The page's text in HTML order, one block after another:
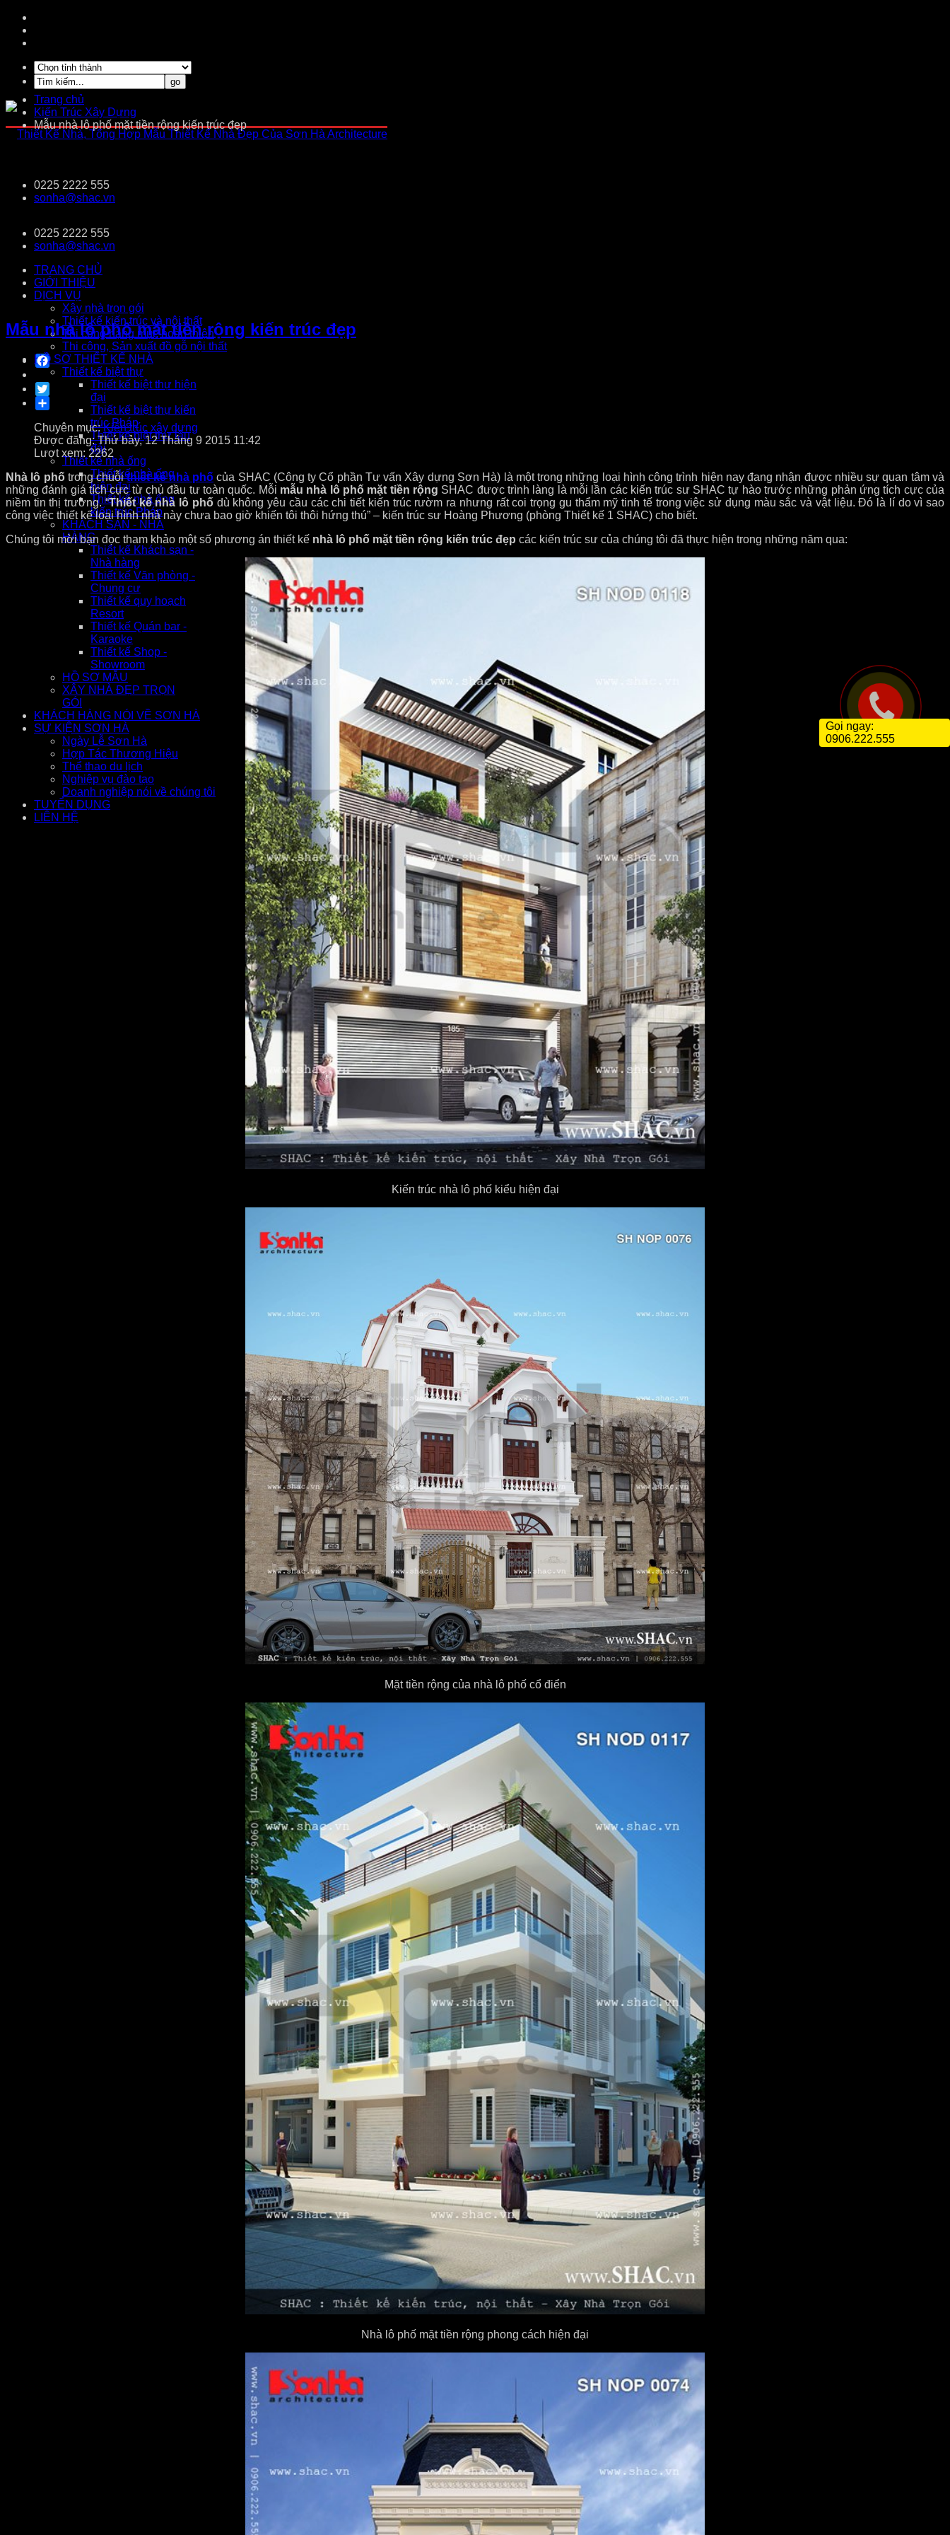
0225 2222 555
sonha@shac.vn
0225 2222 555
sonha@shac.vn
TRANG CHỦ
GIỚI THIỆU
DỊCH VỤ
Xây nhà trọn gói
Thiết kế kiến trúc và nội thất
Thi công hạng mục hoàn thiện
Thi công, Sản xuất đồ gỗ nội thất
HỒ SƠ THIẾT KẾ NHÀ
Thiết kế biệt thự
Thiết kế biệt thự hiện
đại
Thiết kế biệt thự kiến
trúc Pháp
Thiết kế biệt thự lâu
đài
Thiết kế nhà ống
Thiết kế nhà ống
hiện đại
Thiết kế nhà ống
kiến trúc Pháp
KHÁCH SẠN - NHÀ
HÀNG
Thiết kế Khách sạn -
Nhà hàng
Thiết kế Văn phòng -
Chung cư
Thiết kế quy hoạch
Resort
Thiết kế Quán bar -
Karaoke
Thiết kế Shop -
Showroom
HỒ SƠ MẪU
XÂY NHÀ ĐẸP TRỌN
GÓI
KHÁCH HÀNG NÓI VỀ SƠN HÀ
SỰ KIỆN SƠN HÀ
Ngày Lễ Sơn Hà
Hợp Tác Thương Hiệu
Thể thao du lịch
Nghiệp vụ đào tạo
Doanh nghiệp nói về chúng tôi
TUYỂN DỤNG
LIÊN HỆ
Trang chủ
Kiến Trúc Xây Dựng
Mẫu nhà lô phố mặt tiền rộng kiến trúc đẹp
Mẫu nhà lô phố mặt tiền rộng kiến trúc đẹp
Facebook
Twitter
Chuyên mục:Kiến trúc xây dựng
Được đăng: Thứ bảy, 12 Tháng 9 2015 11:42
Lượt xem: 2262
Nhà lô phốtrong chuỗithiết kế nhà phố của SHAC (Công ty Cổ phần Tư vấn Xây dựng Sơn Hà) là một trong những loại hình công trình hiện nay đang nhận được nhiều sự quan tâm và
những đánh giá tích cực từ chủ đầu tư toàn quốc. Mỗi mẫu nhà lô phố mặt tiền rộng SHAC được trình làng là mỗi lần các kiến trúc sư SHAC tự hào trước những phản ứng tích cực của
niềm tin thị trường. “Thiết kế nhà lô phốdù không yêu cầu các chi tiết kiến trúc rườm ra nhưng rất coi trọng gu thẩm mỹ tinh tế trong việc sử dụng màu sắc và vật liệu. Đó là lí do vì sao
công việc thiết kế loại hình nhà này chưa bao giờ khiến tôi thôi hứng thú” – kiến trúc sư Hoàng Phương (phòng Thiết kế 1 SHAC) cho biết.
Chúng tôi mời bạn đọc tham khảo một số phương án thiết kế nhà lô phố mặt tiền rộng kiến trúc đẹp các kiến trúc sư của chúng tôi đã thực hiện trong những năm qua:
Kiến trúc nhà lô phố kiểu hiện đại
Mặt tiền rộng của nhà lô phố cổ điển
Nhà lô phố mặt tiền rộng phong cách hiện đại
Gọi ngay:
0906.222.555